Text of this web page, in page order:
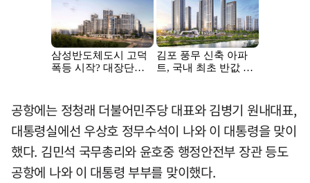
공항에는 정청래 더불어민주당 대표와 김병기 원내대표,
대통령실에선 우상호 정무수석이 나와 이 대통령을 맞이
했다. 김민석 국무총리와 윤호중 행정안전부 장관 등도
공항에 나와 이 대통령 부부를 맞이했다.